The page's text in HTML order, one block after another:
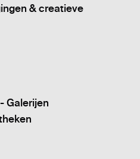
& creatieve
Galerijen